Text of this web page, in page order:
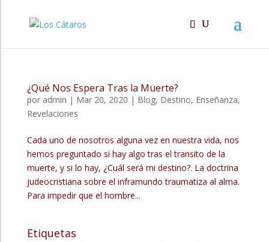
¿Qué Nos Espera Tras la Muerte?
por admin | Mar 20, 2020 | Blog, Destino, Enseñanza,
Revelaciones
Cada uno de nosotros alguna vez en nuestra vida, nos
hemos preguntado si hay algo tras el transito de la
muerte, y si lo hay, ¿Cuál será mi destino?. La doctrina
judeocristiana sobre el inframundo traumatiza al alma.
Para impedir que el hombre...
Etiquetas